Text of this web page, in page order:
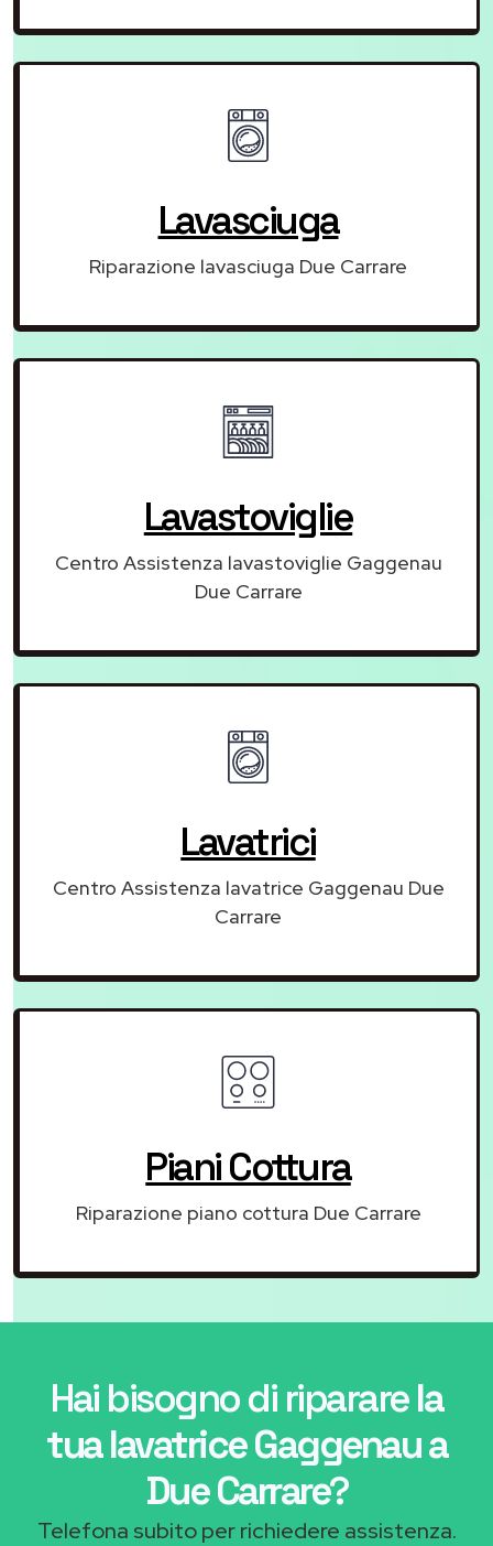
Lavasciuga
Riparazione lavasciuga Due Carrare
Lavastoviglie
Centro Assistenza lavastoviglie Gaggenau
Due Carrare
Lavatrici
Centro Assistenza lavatrice Gaggenau Due
Carrare
Piani Cottura
Riparazione piano cottura Due Carrare
Hai bisogno di ripararela
tua lavatrice Gaggenau a
Due Carrare?
Telefona subito per richiedere assistenza.